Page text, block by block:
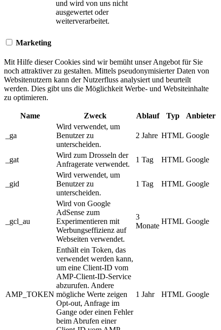
und wird von uns nicht
ausgewertet oder
weiterverarbeitet.
Marketing
Mit Hilfe dieser Cookies sind wir bemüht unser Angebot für Sie
noch attraktiver zu gestalten. Mittels pseudonymisierter Daten von
Websitenutzern kann der Nutzerfluss analysiert und beurteilt
werden. Dies gibt uns die Möglichkeit Werbe- und Websiteinhalte
zu optimieren.
Name Zweck Ablauf Typ Anbieter
_ga
Wird verwendet, um
Benutzer zu
unterscheiden.
2 Jahre HTML Google
_gat
Wird zum Drosseln der
Anfragerate verwendet.
1 Tag HTML Google
_gid
Wird verwendet, um
Benutzer zu
unterscheiden.
1 Tag HTML Google
_gcl_au
Wird von Google
AdSense zum
Experimentieren mit
Werbungseffizienz auf
Webseiten verwendet.
3
Monate
HTML Google
AMP_TOKEN
Enthält ein Token, das
verwendet werden kann,
um eine Client-ID vom
AMP-Client-ID-Service
abzurufen. Andere
mögliche Werte zeigen
Opt-out, Anfrage im
Gange oder einen Fehler
beim Abrufen einer
1 Jahr HTML Google